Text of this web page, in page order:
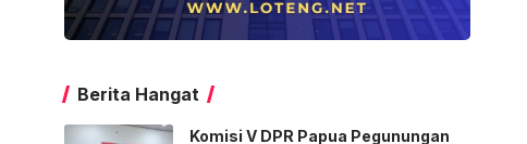
Berita Hangat
Komisi V DPR Papua Pegunungan